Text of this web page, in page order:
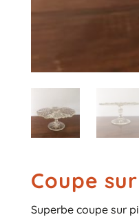
Coupe
Superbe coupe sur